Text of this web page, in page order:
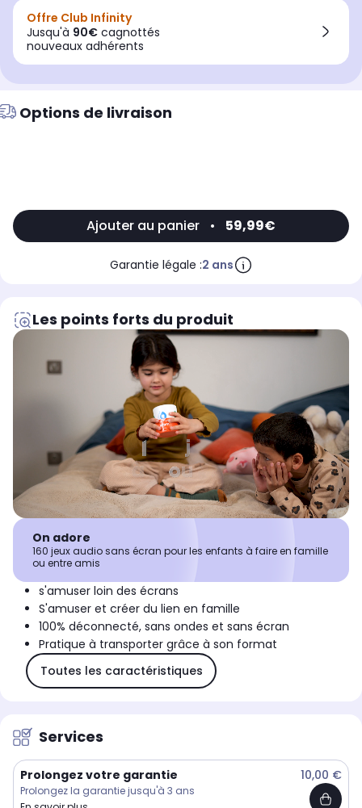
Offre Club Infinity
Jusqu'à 90€ cagnottés
nouveaux adhérents
Options de livraison
Ajouter au panier • 59,99€
Garantie légale :2 ans
Les points forts du produit
On adore
160 jeux audio sans écran pour les enfants à faire en famille
ou entre amis
s'amuser loin des écrans
S'amuser et créer du lien en famille
100% déconnecté, sans ondes et sans écran
Pratique à transporter grâce à son format
Toutes les caractéristiques
Services
Prolongez votre garantie 10,00 €
Prolongez la garantie jusqu'à 3 ans